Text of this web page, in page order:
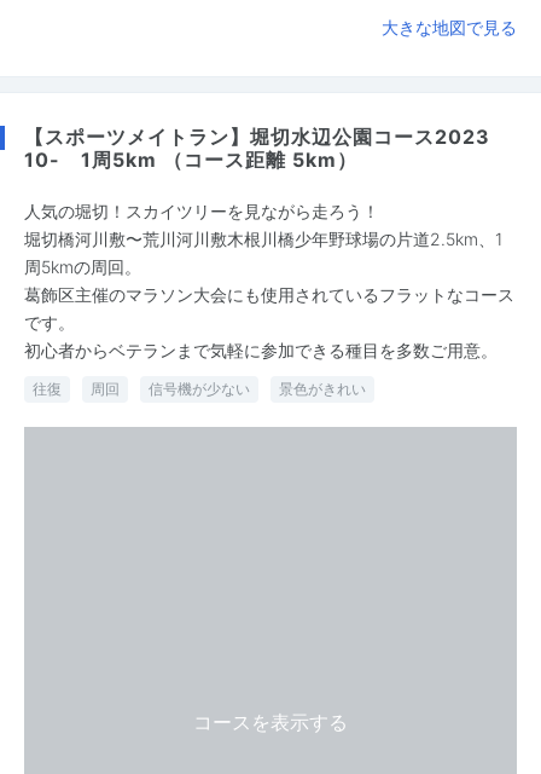
大きな地図で見る
【スポーツメイトラン】堀切水辺公園コース2023
10- 1周5km （コース距離 5km）
人気の堀切！スカイツリーを見ながら走ろう！
堀切橋河川敷〜荒川河川敷木根川橋少年野球場の片道2.5km、1
周5kmの周回。
葛飾区主催のマラソン大会にも使用されているフラットなコース
です。
初心者からベテランまで気軽に参加できる種目を多数ご用意。
往復 周回 信号機が少ない 景色がきれい
コースを表示する